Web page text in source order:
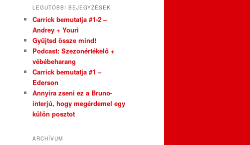
LEGUTÓBBI BEJEGYZÉSEK
Carrick bemutatja #1-2 –
Andrey + Youri
Gyűjtsd össze mind!
Podcast: Szezonértékelő +
vébébeharang
Carrick bemutatja #1 –
Ederson
Annyira zseni ez a Bruno-
interjú, hogy megérdemel egy
külön posztot
ARCHÍVUM